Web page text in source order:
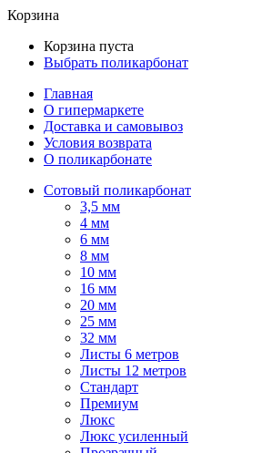
Корзина
Корзина пуста
Выбрать поликарбонат
Главная
О гипермаркете
Доставка и самовывоз
Условия возврата
О поликарбонате
Сотовый поликарбонат
3,5 мм
4 мм
6 мм
8 мм
10 мм
16 мм
20 мм
25 мм
32 мм
Листы 6 метров
Листы 12 метров
Стандарт
Премиум
Люкс
Люкс усиленный